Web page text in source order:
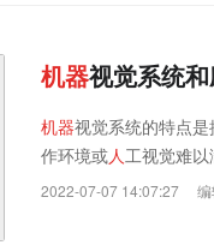
机器视觉系统
机器视觉系统的特点
作环境或人工视觉难
2022-07-07 14:07:27